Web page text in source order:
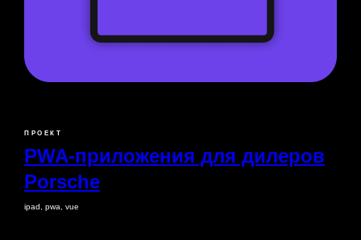
ПРОЕКТ
PWA-приложения для дилеров
Porsche
ipad, pwa, vue